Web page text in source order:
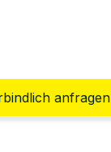
anfragen